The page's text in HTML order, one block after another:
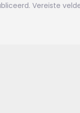
Vereiste